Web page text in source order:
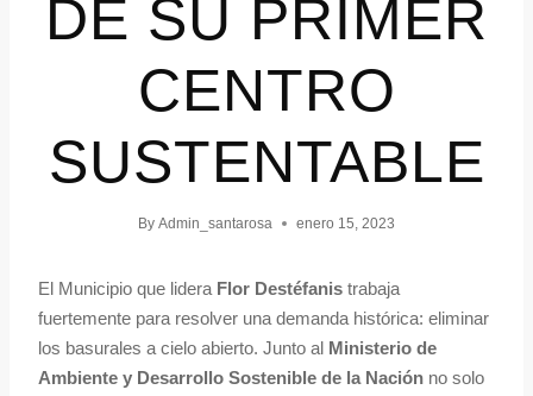
DE SU PRIMER
CENTRO
SUSTENTABLE
By Admin_santarosa enero 15, 2023
El Municipio que lidera Flor Destéfanis trabaja
fuertemente para resolver una demanda histórica: eliminar
los basurales a cielo abierto. Junto al Ministerio de
Ambiente y Desarrollo Sostenible de la Nación no solo